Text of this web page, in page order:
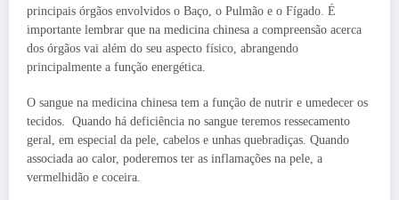
principais órgãos envolvidos o Baço, o Pulmão e o Fígado. É
importante lembrar que na medicina chinesa a compreensão acerca
dos órgãos vai além do seu aspecto físico, abrangendo
principalmente a função energética.
O sangue na medicina chinesa tem a função de nutrir e umedecer os
tecidos. Quando há deficiência no sangue teremos ressecamento
geral, em especial da pele, cabelos e unhas quebradiças. Quando
associada ao calor, poderemos ter as inflamações na pele, a
vermelhidão e coceira.